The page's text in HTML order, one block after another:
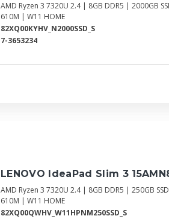
AMD Ryzen 3 7320U 2.4 | 8GB DDR5 | 2000GB
610M | W11 HOME
82XQ00KYHV_N2000SSD_S
7-3653234
LENOVO IdeaPad Slim 3
AMD Ryzen 3 7320U 2.4 | 8GB DDR5 | 250GB
610M | W11 HOME
82XQ00QWHV_W11HPNM250SSD_S